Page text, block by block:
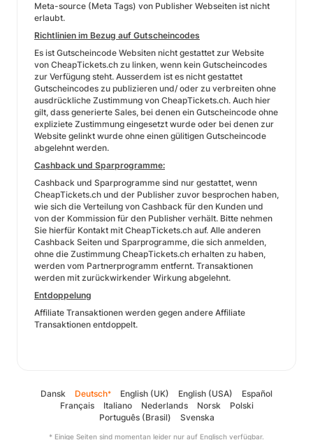
Meta-source (Meta Tags) von Publisher Webseiten ist nicht
erlaubt.
Richtlinien im Bezug auf Gutscheincodes
Es ist Gutscheincode Websiten nicht gestattet zur Website
von CheapTickets.ch zu linken, wenn kein Gutscheincodes
zur Verfügung steht. Ausserdem ist es nicht gestattet
Gutscheincodes zu publizieren und/ oder zu verbreiten ohne
ausdrückliche Zustimmung von CheapTickets.ch. Auch hier
gilt, dass generierte Sales, bei denen ein Gutscheincode ohne
expliziete Zustimmung eingesetzt wurde oder bei denen zur
Website gelinkt wurde ohne einen gülitigen Gutscheincode
abgelehnt werden.
Cashback und Sparprogramme:
Cashback und Sparprogramme sind nur gestattet, wenn
CheapTickets.ch und der Publisher zuvor besprochen haben,
wie sich die Verteilung von Cashback für den Kunden und
von der Kommission für den Publisher verhält. Bitte nehmen
Sie hierfür Kontakt mit CheapTickets.ch auf. Alle anderen
Cashback Seiten und Sparprogramme, die sich anmelden,
ohne die Zustimmung CheapTickets.ch erhalten zu haben,
werden vom Partnerprogramm entfernt. Transaktionen
werden mit zurückwirkender Wirkung abgelehnt.
Entdoppelung
Affiliate Transaktionen werden gegen andere Affiliate
Transaktionen entdoppelt.
Dansk Deutsch* English (UK) English (USA)
Español
Français
Italiano Nederlands Norsk
Polski
Português (Brasil)
Svenska
* Einige Seiten sind momentan leider nur auf Englisch verfügbar.